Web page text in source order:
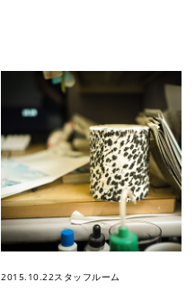
2015.10.22スタッフルーム